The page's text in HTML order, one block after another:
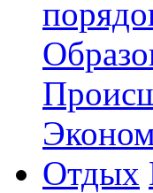
Отдых